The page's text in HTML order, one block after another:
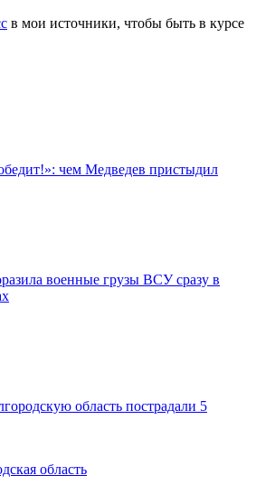
в мои источники, чтобы быть в курсе
чем Медведев пристыдил
военные грузы ВСУ сразу в
область пострадали 5
область